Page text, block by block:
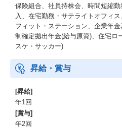
保険組合、社員持株会、時間短縮
入、在宅勤務・サテライトオフィ
フィット・ステーション、企業年
制確定拠出年金(給与原資)、住宅ロ
スケ・サッカー)
昇給・賞与
[昇給]
年1回
[賞与]
年2回